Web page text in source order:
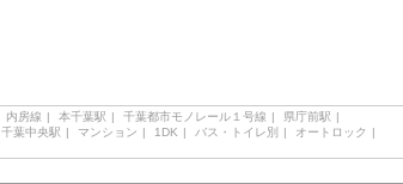
内房線 本千葉駅 千葉都市モノレール１号線
県庁前駅
千葉中央駅 マンション 1DK バス・トイレ別
オートロック